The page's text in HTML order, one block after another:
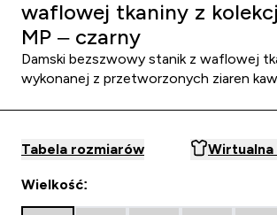
waflowej tkaniny z
MP – czarny
Damski bezszwowy stanik z waflowej
wykonanej z przetworzonych ziaren
Tabela rozmiarów Wirtualna
Wielkość: